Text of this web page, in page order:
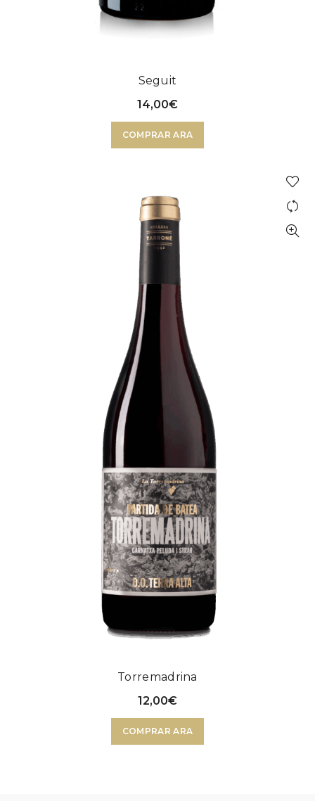
Seguit
14,00€
COMPRAR ARA
Torremadrina
12,00€
COMPRAR ARA